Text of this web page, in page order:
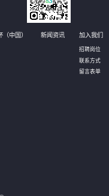
中国） 新闻资讯 加入我们
招聘岗位
联系方式
留言表单